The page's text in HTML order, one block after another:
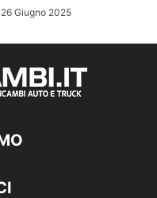
26 Giugno 2025